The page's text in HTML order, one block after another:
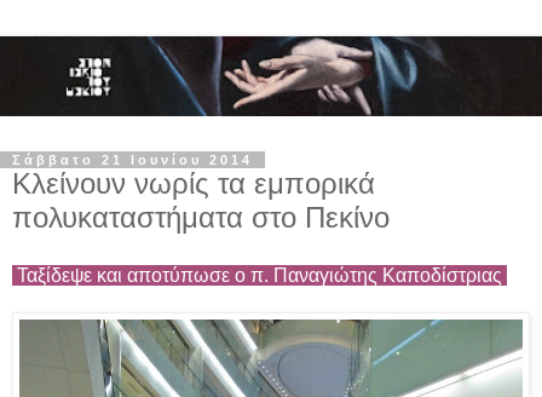
Σάββατο 21 Ιουνίου 2014
Κλείνουν νωρίς τα εμπορικά
πολυκαταστήματα στο Πεκίνο
Ταξίδεψε και αποτύπωσε ο π. Παναγιώτης Καποδίστριας